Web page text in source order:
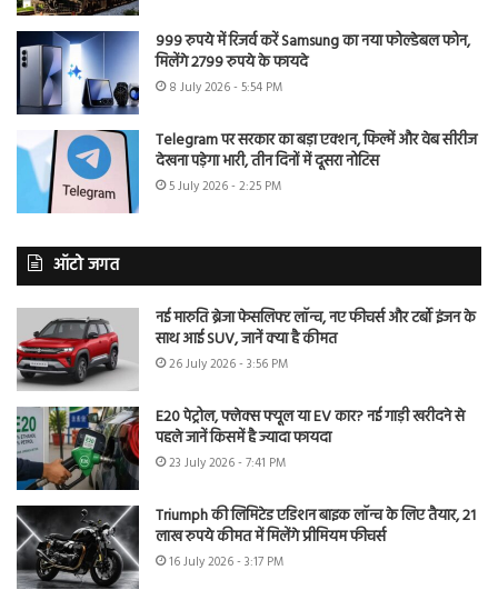
999 रुपये में रिजर्व करें Samsung का नया फोल्डेबल फोन,
मिलेंगे 2799 रुपये के फायदे
8 July 2026 - 5:54 PM
Telegram पर सरकार का बड़ा एक्शन, फिल्में और वेब सीरीज
देखना पड़ेगा भारी, तीन दिनों में दूसरा नोटिस
5 July 2026 - 2:25 PM
ऑटो जगत
नई मारुति ब्रेजा फेसलिफ्ट लॉन्च, नए फीचर्स और टर्बो इंजन के
साथ आई SUV, जानें क्या है कीमत
26 July 2026 - 3:56 PM
E20 पेट्रोल, फ्लेक्स फ्यूल या EV कार? नई गाड़ी खरीदने से
पहले जानें किसमें है ज्यादा फायदा
23 July 2026 - 7:41 PM
Triumph की लिमिटेड एडिशन बाइक लॉन्च के लिए तैयार, 21
लाख रुपये कीमत में मिलेंगे प्रीमियम फीचर्स
16 July 2026 - 3:17 PM